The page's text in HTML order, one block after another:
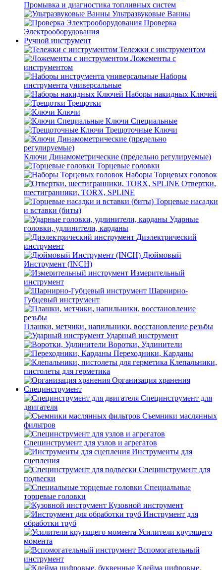
Промывка и диагностика топливных систем
Ультразвуковые Ванны
Проверка
Электрооборудования
Ручной инструмент
Тележки с инструментом
Ложементы с
инструментом
Наборы
инструмента универсальные
Наборы накидных Ключей
Трещотки
Ключи
Ключи Специальные
Трещоточные Ключи
Ключи Динамометрические (предельно регулируемые)
Торцевые головки
Наборы Торцевых головок
Отвертки,
шестигранники, TORX, SPLINE
Торцевые насадки
и вставки (биты)
Ударные
головки, удлинители, карданы
Диэлектрический
инструмент
Дюймовый
Инструмент (INCH)
Измерительный
инструмент
Шарнирно-
Губцевый инструмент
Плашки, метчики, напильники, восстановление резьбы
Ударный инструмент
Воротки, Удлинители
Переходники, Карданы
Клепальники,
пистолеты для герметика
Организация хранения
Специнструмент
Специнструмент для
двигателя
Съемники маслянных
фильтров
Специнструмент для узлов и агрегатов
Инструменты для
сцепления
Специнструмент для
подвески
Специальные
торцевые головки
Кузовной инструмент
Инструмент для
обработки труб
Усилители крутящего
момента
Вспомогательный
инструмент
Клейма цифровые,